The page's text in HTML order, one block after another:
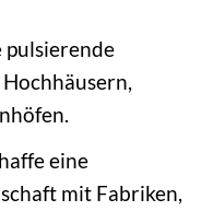
pulsierende
eine
mit Fabriken,